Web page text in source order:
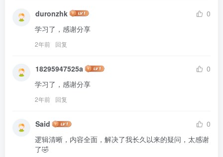
duronzhk
0
学习了，感谢分享
2年前 回复
18295947525a
0
学习了，感谢分享
2年前 回复
Said
0
逻辑清晰，内容全面，解决了我长久以来的疑问，太感谢
了🤣